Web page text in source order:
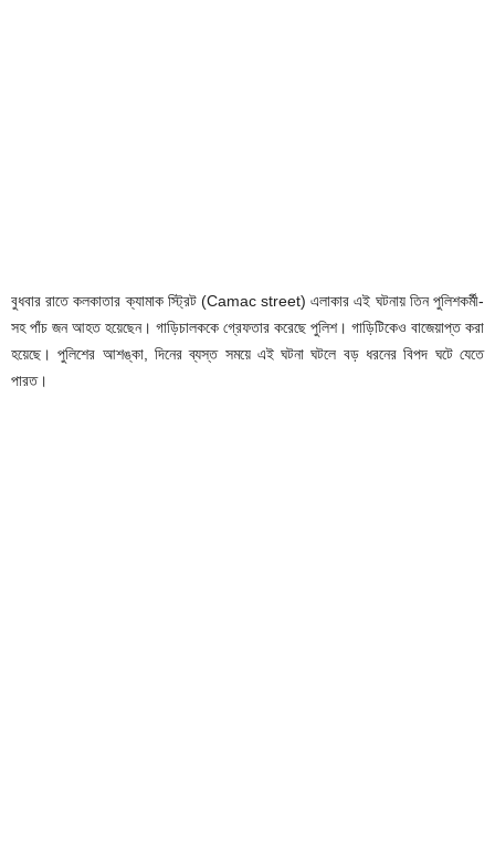
বুধবার রাতে কলকাতার ক্যামাক স্ট্রিট (Camac street) এলাকার এই ঘটনায় তিন পুলিশকর্মী-
সহ পাঁচ জন আহত হয়েছেন। গাড়িচালককে গ্রেফতার করেছে পুলিশ। গাড়িটিকেও বাজেয়াপ্ত করা
হয়েছে। পুলিশের আশঙ্কা, দিনের ব্যস্ত সময়ে এই ঘটনা ঘটলে বড় ধরনের বিপদ ঘটে যেতে
পারত।